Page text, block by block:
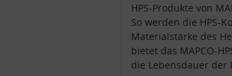
HPS-Produkte von
So werden die HPS-
Materialstärke des
bietet das MAPCO-
die Lebensdauer der